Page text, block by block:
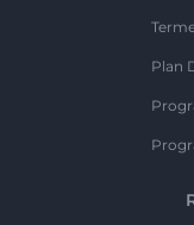
Plan